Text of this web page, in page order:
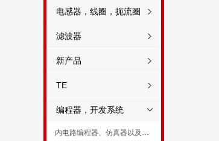
电感器，线圈，扼流圈
滤波器
新产品
TE
编程器，开发系统
内电路编程器、仿真器以及调试器